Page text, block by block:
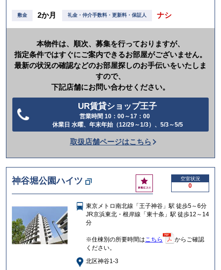
敷金 2か月 礼金・仲介手数料・更新料・保証人 ナシ
本物件は、順次、募集を行っておりますが、
指定条件ではすぐにご案内できるお部屋がございません。
最新の状況の確認などのお部屋探しのお手伝いをいたしま
すので、
下記店舗にお問い合わせください。
UR賃貸ショップ王子
営業時間 10：00～17：00
休業日 水曜、年末年始（12/29～1/3）、5/3～5/5
話
か
け
る
取扱店舗ページはこちら
神谷堀公園ハイツ
お
気
入
り
空室状況
0
東京メトロ南北線「王子神谷」駅 徒歩5～6分
JR京浜東北・根岸線「東十条」駅 徒歩12～14
分
※住棟別の所要時間はこちら
からご確認
ください。
北区神谷1-3